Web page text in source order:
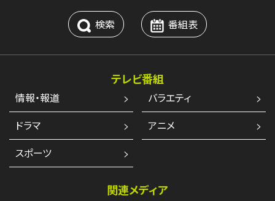
検索 番組表
テレビ番組
情報・報道
バラエティ
ドラマ
アニメ
スポーツ
関連メディア